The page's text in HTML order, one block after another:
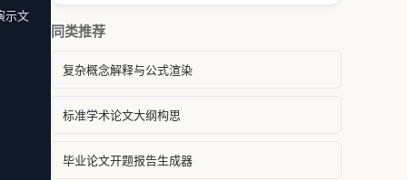
示文
同类推荐
复杂概念解释与公式渲染
标准学术论文大纲构思
毕业论文开题报告生成器